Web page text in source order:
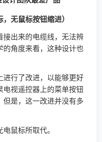
，无鼠标按钮缩进）
出来的电缆线，无法辨
的角度来看，这种设计也
行了改进，以能够更好
视遥控器上的菜单按钮
是，这一改进并没有多
鼠标所取代。